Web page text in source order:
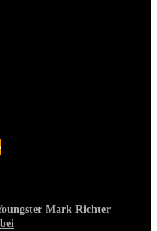
Mark Richter